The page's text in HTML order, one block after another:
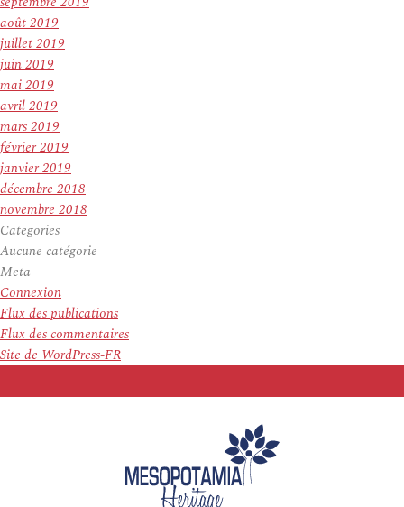
août 2019
juillet 2019
juin 2019
mai 2019
avril 2019
mars 2019
février 2019
janvier 2019
décembre 2018
novembre 2018
Categories
Aucune catégorie
Meta
Connexion
Flux des publications
Flux des commentaires
Site de WordPress-FR